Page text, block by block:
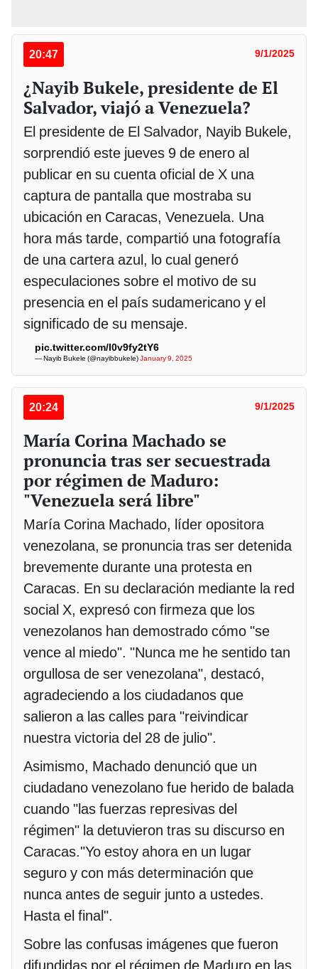
20:47 9/1/2025
¿Nayib Bukele, presidente de El
Salvador, viajó a Venezuela?
El presidente de El Salvador, Nayib Bukele,
sorprendió este jueves 9 de enero al
publicar en su cuenta oficial de X una
captura de pantalla que mostraba su
ubicación en Caracas, Venezuela. Una
hora más tarde, compartió una fotografía
de una cartera azul, lo cual generó
especulaciones sobre el motivo de su
presencia en el país sudamericano y el
significado de su mensaje.
pic.twitter.com/I0v9fy2tY6
— Nayib Bukele (@nayibbukele)January 9, 2025
20:24 9/1/2025
María Corina Machado se
pronuncia tras ser secuestrada
por régimen de Maduro:
"Venezuela será libre"
María Corina Machado, líder opositora
venezolana, se pronuncia tras ser detenida
brevemente durante una protesta en
Caracas. En su declaración mediante la red
social X, expresó con firmeza que los
venezolanos han demostrado cómo "se
vence al miedo". "Nunca me he sentido tan
orgullosa de ser venezolana", destacó,
agradeciendo a los ciudadanos que
salieron a las calles para "reivindicar
nuestra victoria del 28 de julio".
Asimismo, Machado denunció que un
ciudadano venezolano fue herido de balada
cuando "las fuerzas represivas del
régimen" la detuvieron tras su discurso en
Caracas."Yo estoy ahora en un lugar
seguro y con más determinación que
nunca antes de seguir junto a ustedes.
Hasta el final".
Sobre las confusas imágenes que fueron
difundidas por el régimen de Maduro en las